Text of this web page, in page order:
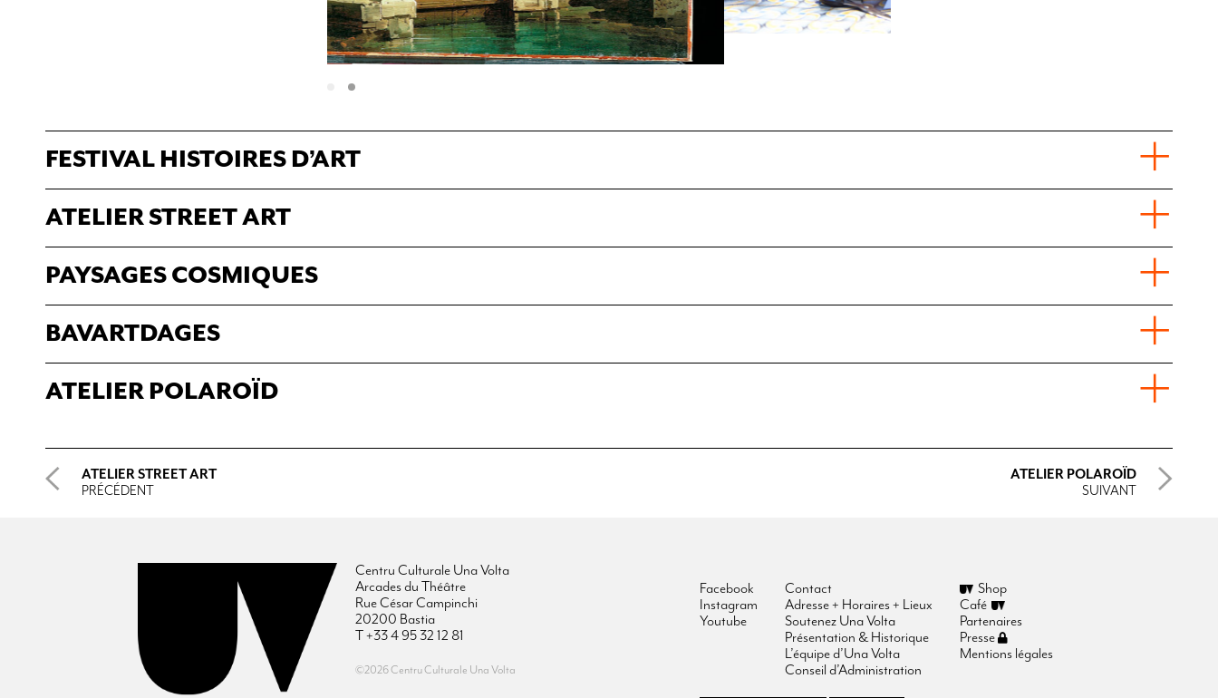
FESTIVAL HISTOIRES D’ART
ATELIER STREET ART
PAYSAGES COSMIQUES
BAVARTDAGES
ATELIER POLAROÏD
ATELIER STREET ART
PRÉCÉDENT
ATELIER POLAROÏD
SUIVANT
Centru Culturale Una Volta
Arcades du Théâtre
Rue César Campinchi
20200 Bastia
T +33 4 95 32 12 81
©2026 Centru Culturale Una Volta
Facebook
Instagram
Youtube
Contact
Adresse + Horaires + Lieux
Soutenez Una Volta
Présentation & Historique
L’équipe d’Una Volta
Conseil d’Administration
Shop
Café
Partenaires
Presse
Mentions légales